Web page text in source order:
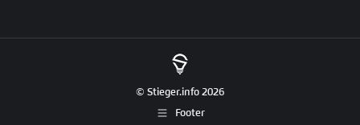
© Stieger.info 2026
Footer